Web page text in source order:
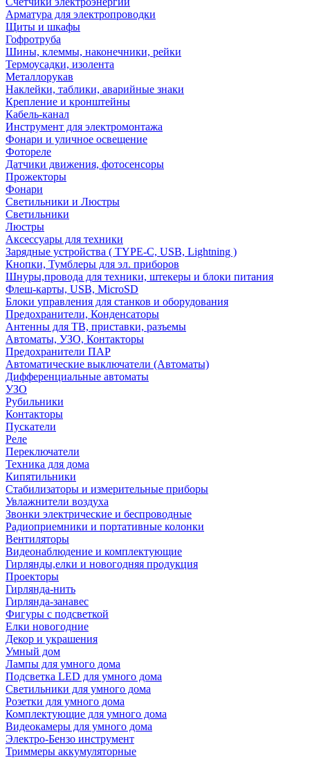
Арматура для электропроводки
Щиты и шкафы
Гофротруба
Шины, клеммы, наконечники, рейки
Термоусадки, изолента
Металлорукав
Наклейки, таблики, аварийные знаки
Крепление и кронштейны
Кабель-канал
Инструмент для электромонтажа
Фонари и уличное освещение
Фотореле
Датчики движения, фотосенсоры
Прожекторы
Фонари
Светильники и Люстры
Светильники
Люстры
Аксессуары для техники
Зарядные устройства ( TYPE-C, USB, Lightning )
Кнопки, Тумблеры для эл. приборов
Шнуры,провода для техники, штекеры и блоки питания
Флеш-карты, USB, MicroSD
Блоки управления для станков и оборудования
Предохранители, Конденсаторы
Антенны для ТВ, приставки, разъемы
Автоматы, УЗО, Контакторы
Предохранители ПАР
Автоматические выключатели (Автоматы)
Дифференциальные автоматы
УЗО
Рубильники
Контакторы
Пускатели
Реле
Переключатели
Техника для дома
Кипятильники
Стабилизаторы и измерительные приборы
Увлажнители воздуха
Звонки электрические и беспроводные
Радиоприемники и портативные колонки
Вентиляторы
Видеонаблюдение и комплектующие
Гирлянды,елки и новогодняя продукция
Проекторы
Гирлянда-нить
Гирлянда-занавес
Фигуры с подсветкой
Елки новогодние
Декор и украшения
Умный дом
Лампы для умного дома
Подсветка LED для умного дома
Светильники для умного дома
Розетки для умного дома
Комплектующие для умного дома
Видеокамеры для умного дома
Электро-Бензо инструмент
Триммеры аккумуляторные